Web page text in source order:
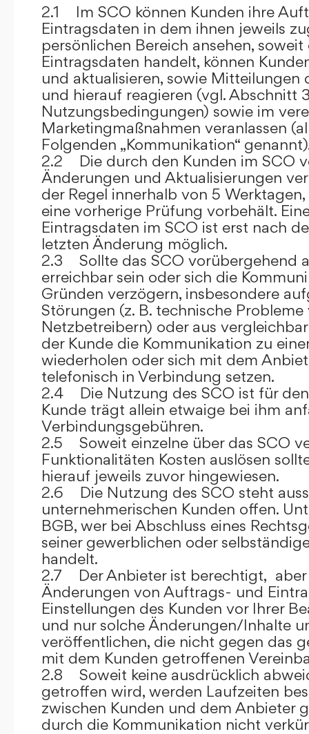
2.1 Im SCO können Kunden ihre
Eintragsdaten in dem ihnen jeweils
persönlichen Bereich ansehen,
Eintragsdaten handelt, können
und aktualisieren, sowie Mitteilungen
und hierauf reagieren (vgl. Abschnitt
Nutzungsbedingungen) sowie im
Marketingmaßnahmen veranlassen
Folgenden „Kommunikation“
2.2 Die durch den Kunden im SCO
Änderungen und Aktualisierungen
der Regel innerhalb von 5
eine vorherige Prüfung vorbehält.
Eintragsdaten im SCO ist erst nach
letzten Änderung möglich.
2.3 Sollte das SCO vorübergehend
erreichbar sein oder sich die
Gründen verzögern, insbesondere
Störungen (z. B. technische
Netzbetreibern) oder aus
der Kunde die Kommunikation zu
wiederholen oder sich mit dem
telefonisch in Verbindung setzen.
2.4 Die Nutzung des SCO ist für den
Kunde trägt allein etwaige bei ihm
Verbindungsgebühren.
2.5 Soweit einzelne über das SCO
Funktionalitäten Kosten auslösen
hierauf jeweils zuvor hingewiesen.
2.6 Die Nutzung des SCO steht
unternehmerischen Kunden offen.
BGB, wer bei Abschluss eines
seiner gewerblichen oder
handelt.
2.7 Der Anbieter ist berechtigt,
Änderungen von Auftrags- und
Einstellungen des Kunden vor Ihrer
und nur solche Änderungen/Inhalte
veröffentlichen, die nicht gegen das
mit dem Kunden getroffenen
2.8 Soweit keine ausdrücklich
getroffen wird, werden Laufzeiten
zwischen Kunden und dem Anbieter
durch die Kommunikation nicht